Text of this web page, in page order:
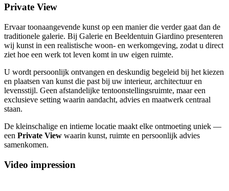
Private View
Ervaar toonaangevende kunst op een manier die verder gaat dan de
traditionele galerie. Bij Galerie en Beeldentuin Giardino presenteren
wij kunst in een realistische woon- en werkomgeving, zodat u direct
ziet hoe een werk tot leven komt in uw eigen ruimte.
U wordt persoonlijk ontvangen en deskundig begeleid bij het kiezen
en plaatsen van kunst die past bij uw interieur, architectuur en
levensstijl. Geen afstandelijke tentoonstellingsruimte, maar een
exclusieve setting waarin aandacht, advies en maatwerk centraal
staan.
De kleinschalige en intieme locatie maakt elke ontmoeting uniek —
een Private View waarin kunst, ruimte en persoonlijk advies
samenkomen.
Video impression